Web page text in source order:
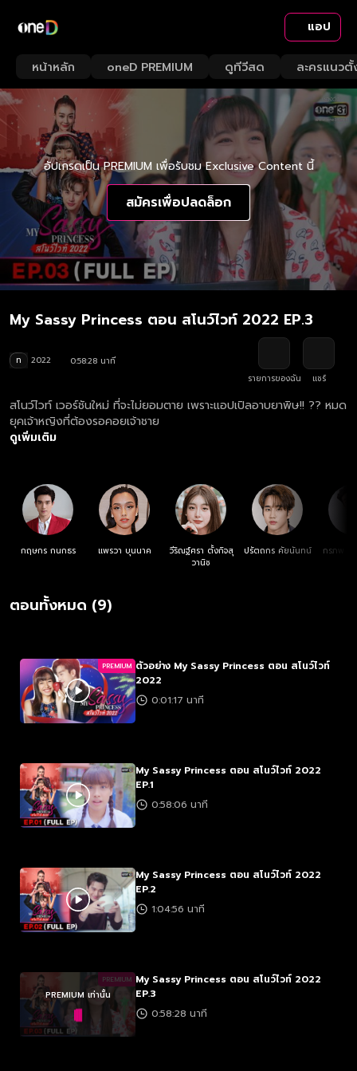
แอป
หน้าหลัก oneD PREMIUM ดูทีวีสด ละครแนวตั้
อัปเกรดเป็น PREMIUM เพื่อรับชม Exclusive Content นี้
สมัครเพื่อปลดล็อก
My Sassy Princess ตอน สโนว์ไวท์ 2022 EP.3
ท 2022
0:58:28 นาที
รายการของฉัน
แชร์
สโนว์ไวท์ เวอร์ชันใหม่ ที่จะไม่ยอมตาย เพราะแอปเปิลอาบยาพิษ!! ?? หมด
ยุคเจ้าหญิงที่ต้องรอคอยเจ้าชาย
ดูเพิ่มเติม
กฤษกร กนกธร แพรวา บุนนาค
วีริณฐ์ศรา ตั้งกิจสุ
วานิช
ปรัตถกร คัยนันทน์ กรภพ จั
ตอนทั้งหมด (9)
PREMIUM ตัวอย่าง My Sassy Princess ตอน สโนว์ไวท์
2022
0:01:17 นาที
My Sassy Princess ตอน สโนว์ไวท์ 2022
EP.1
0:58:06 นาที
My Sassy Princess ตอน สโนว์ไวท์ 2022
EP.2
1:04:56 นาที
PREMIUM
PREMIUM เท่านั้น
My Sassy Princess ตอน สโนว์ไวท์ 2022
EP.3
0:58:28 นาที